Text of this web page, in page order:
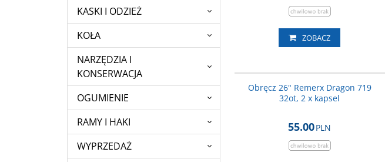
ZOBACZ
Obręcz 26" Remerx Dragon 719
32ot, 2 x kapsel
55.00PLN
KASKI I ODZIEŻ
KOŁA
NARZĘDZIA I
KONSERWACJA
OGUMIENIE
RAMY I HAKI
WYPRZEDAŻ